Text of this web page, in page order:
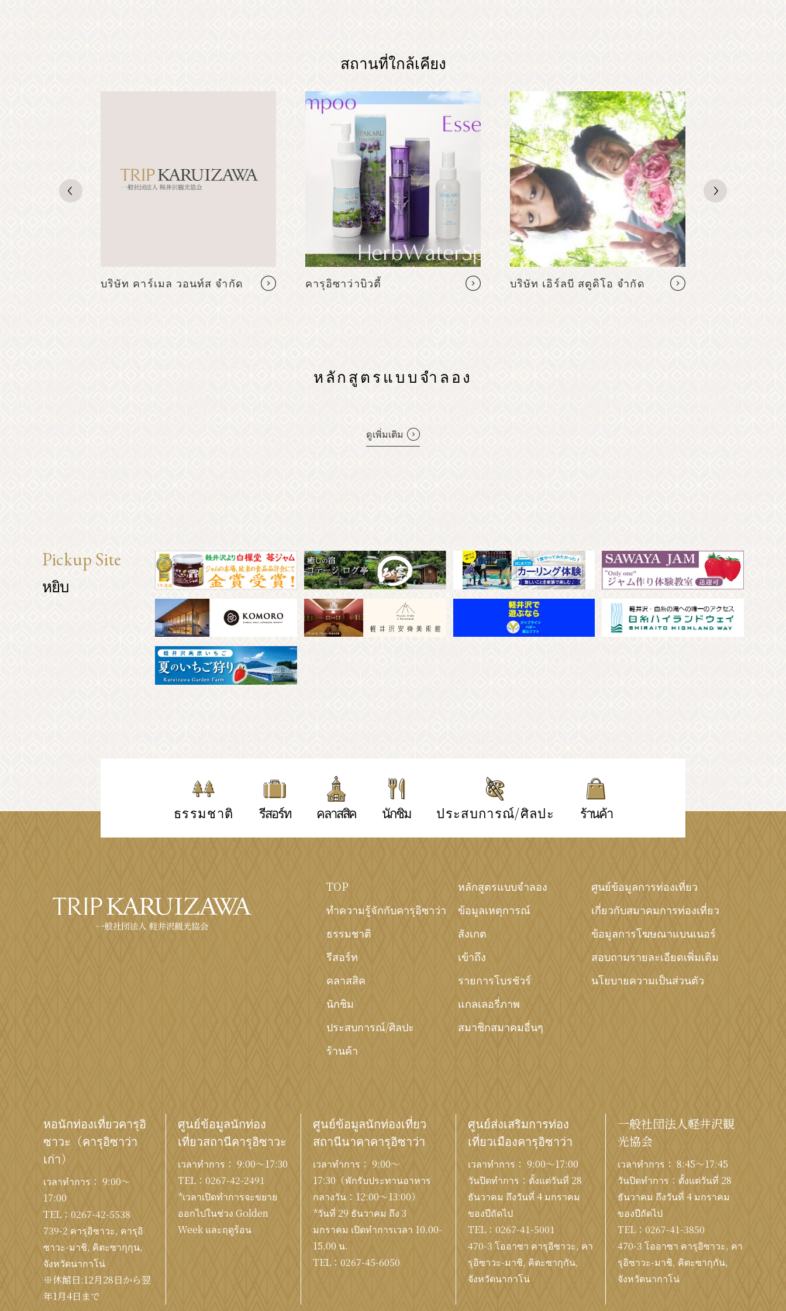
สถานที่ใกล้เคียง
บริษัท คาร์เมล วอนท์ส จำกัด คารุอิซาว่าบิวตี้ บริษัท เอิร์ลบี สตูดิโอ จำกัด
หลักสูตรแบบจำลอง
ดูเพิ่มเติม
Pickup Site
หยิบ
ธรรมชาติ รีสอร์ท คลาสสิค นักชิม ประสบการณ์/ศิลปะ ร้านค้า
TOP
ทำความรู้จักกับคารุอิซาว่า
ธรรมชาติ
รีสอร์ท
คลาสสิค
นักชิม
ประสบการณ์/ศิลปะ
ร้านค้า
หลักสูตรแบบจำลอง
ข้อมูลเหตุการณ์
สังเกต
เข้าถึง
รายการโบรชัวร์
แกลเลอรี่ภาพ
สมาชิกสมาคมอื่นๆ
ศูนย์ข้อมูลการท่องเที่ยว
เกี่ยวกับสมาคมการท่องเที่ยว
ข้อมูลการโฆษณาแบนเนอร์
สอบถามรายละเอียดเพิ่มเติม
นโยบายความเป็นส่วนตัว
หอนักท่องเที่ยวคารุอิ
ซาวะ （คารุอิซาว่า
เก่า）
เวลาทำการ： 9:00〜
17:00
TEL： 0267-42-5538
739-2 คารุอิซาวะ, คารุอิ
ซาวะ-มาชิ, คิตะซากุกุน,
จังหวัดนากาโน่
※休館日:12月28日から翌
年1月4日まで
ศูนย์ข้อมูลนักท่อง
เที่ยวสถานีคารุอิซาวะ
เวลาทำการ： 9:00〜17:30
TEL： 0267-42-2491
*เวลาเปิดทำการจะขยาย
ออกไปในช่วง Golden
Week และฤดูร้อน
ศูนย์ข้อมูลนักท่องเที่ยว
สถานีนาคาคารุอิซาว่า
เวลาทำการ： 9:00〜
17:30（พักรับประทานอาหาร
กลางวัน：12:00〜13:00）
*วันที่ 29 ธันวาคม ถึง 3
มกราคม เปิดทำการเวลา 10.00-
15.00 น.
TEL： 0267-45-6050
ศูนย์ส่งเสริมการท่อง
เที่ยวเมืองคารุอิซาว่า
เวลาทำการ： 9:00〜17:00
วันปิดทำการ：ตั้งแต่วันที่ 28
ธันวาคม ถึงวันที่ 4 มกราคม
ของปีถัดไป
TEL： 0267-41-5001
470-3 โออาซา คารุอิซาวะ, คา
รุอิซาวะ-มาชิ, คิตะซากุกัน,
จังหวัดนากาโน่
一般社団法人軽井沢観
光協会
เวลาทำการ： 8:45～17:45
วันปิดทำการ：ตั้งแต่วันที่ 28
ธันวาคม ถึงวันที่ 4 มกราคม
ของปีถัดไป
TEL： 0267-41-3850
470-3 โออาซา คารุอิซาวะ, คา
รุอิซาวะ-มาชิ, คิตะซากุกัน,
จังหวัดนากาโน่